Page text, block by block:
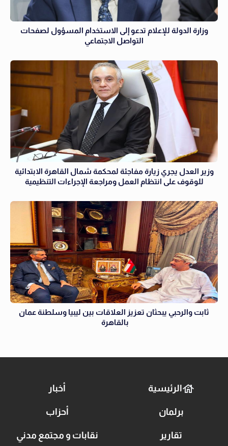
وزارة الدولة للإعلام تدعو إلى الاستخدام المسؤول لصفحات
التواصل الاجتماعي
وزير العدل يجري زيارة مفاجئة لمحكمة شمال القاهرة الابتدائية
للوقوف على انتظام العمل ومراجعة الإجراءات التنظيمية
ثابت والرحبي يبحثان تعزيز العلاقات بين ليبيا وسلطنة عمان
بالقاهرة
الرئيسية أخبار
برلمان أحزاب
تقارير نقابات و مجتمع مدني